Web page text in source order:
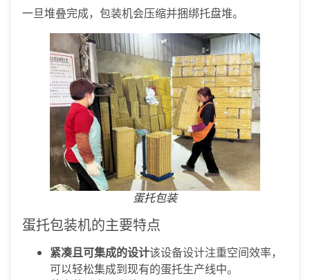
一旦堆叠完成，包装机会压缩并捆绑托盘堆。
蛋托包装
蛋托包装机的主要特点
紧凑且可集成的设计该设备设计注重空间效率，
可以轻松集成到现有的蛋托生产线中。